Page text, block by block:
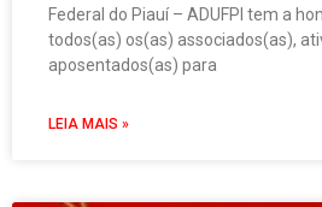
Federal do Piauí – ADUFPI tem a
todos(as) os(as) associados(as),
aposentados(as) para
LEIA MAIS »